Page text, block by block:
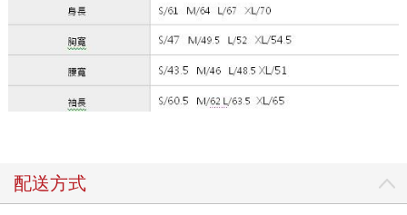
配送方式